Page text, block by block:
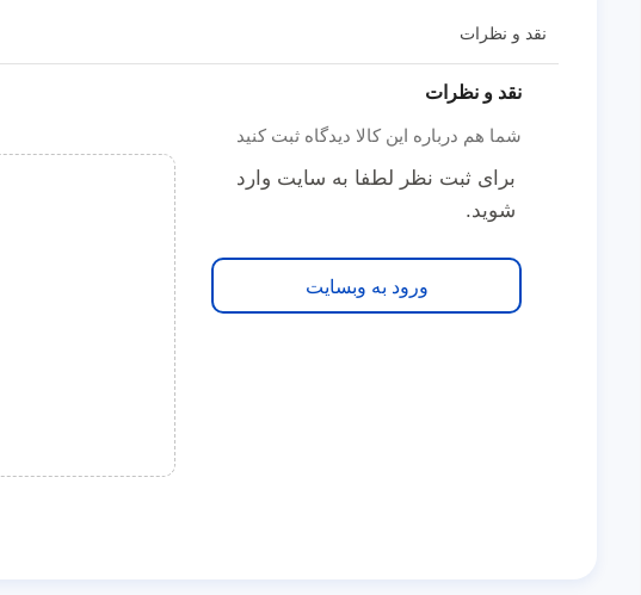
نقد و نظرات
نقد و نظرات
شما هم درباره این کالا دیدگاه ثبت کنید
برای ثبت نظر لطفا به سایت وارد
شوید.
ورود به وبسایت